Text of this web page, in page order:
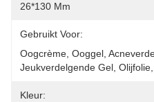
26*130 Mm
Gebruikt Voor:
Oogcrème, Ooggel,
Jeukverdelgende Gel,
Kleur: